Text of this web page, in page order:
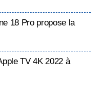
18 Pro propose la
TV 4K 2022 à